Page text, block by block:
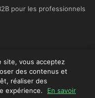
pour les professionnels
site, vous acceptez
des contenus et
réaliser des
expérience.
En savoir